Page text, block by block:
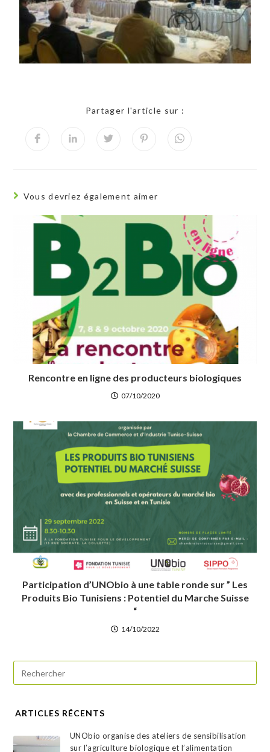
Partager l'article sur :
Vous devriez également aimer
Rencontre en ligne des producteurs biologiques
07/10/2020
Participation d’UNObio à une table ronde sur ” Les
Produits Bio Tunisiens : Potentiel du Marche Suisse
“
14/10/2022
ARTICLES RÉCENTS
UNObio organise des ateliers de sensibilisation
sur l’agriculture biologique et l’alimentation